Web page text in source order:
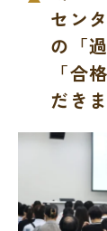
セン
の「
「合
だきま